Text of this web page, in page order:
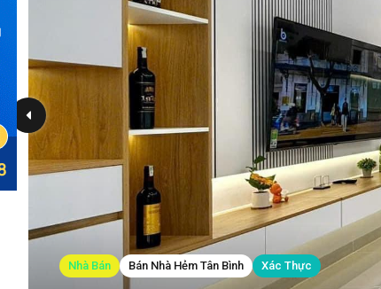
Nhà Bán Bán Nhà Hẻm Tân Bình Xác Thực